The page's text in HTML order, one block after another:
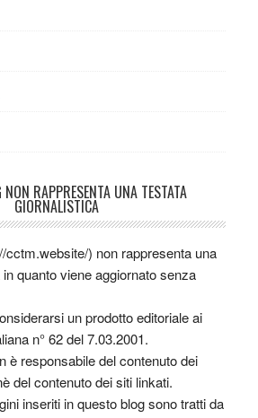
NON RAPPRESENTA UNA TESTATA
GIORNALISTICA
cctm.website/) non rappresenta una
quanto viene aggiornato senza
un prodotto editoriale ai
n° 62 del 7.03.2001.
è responsabile del contenuto dei
del contenuto dei siti linkati.
inseriti in questo blog sono tratti da